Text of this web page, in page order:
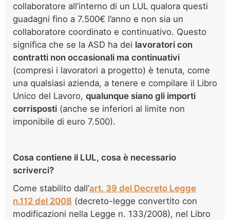
collaboratore all’interno di un LUL qualora questi
guadagni fino a 7.500€ l’anno e non sia un
collaboratore coordinato e continuativo. Questo
significa che se la ASD ha dei lavoratori con
contratti non occasionali ma continuativi
(compresi i lavoratori a progetto) è tenuta, come
una qualsiasi azienda, a tenere e compilare il Libro
Unico del Lavoro, qualunque siano gli importi
corrisposti (anche se inferiori al limite non
imponibile di euro 7.500).
Cosa contiene il LUL, cosa è necessario
scriverci?
Come stabilito dall’art. 39 del Decreto Legge
n.112 del 2008 (decreto-legge convertito con
modificazioni nella Legge n. 133/2008), nel Libro